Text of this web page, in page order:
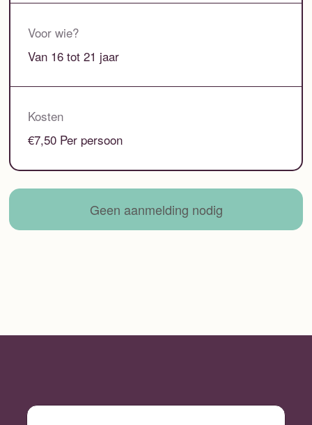
Voor wie?
Van 16 tot 21 jaar
Kosten
€7,50 Per persoon
Geen aanmelding nodig